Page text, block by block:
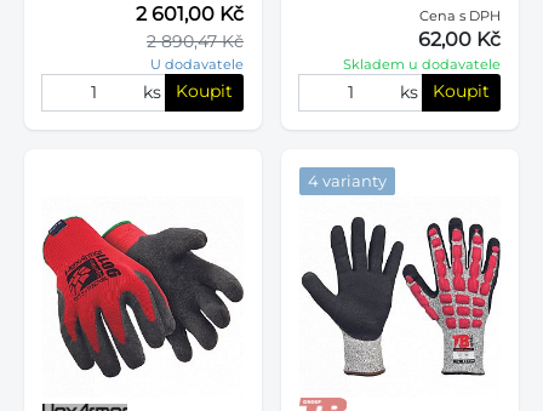
2 890,47 Kč
2 601,00 Kč
U dodavatele
ks Koupit
Cena s DPH
62,00 Kč
Skladem u dodavatele
ks Koupit
4 varianty